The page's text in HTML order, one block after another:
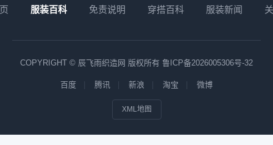
服装百科 免责说明 穿搭百科 服装新闻
COPYRIGHT © 辰飞雨织造网 版权所有 鲁ICP备2026005306号-32
百度 腾讯 新浪 淘宝 微博
XML地图